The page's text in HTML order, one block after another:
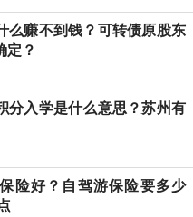
么赚不到钱？可转债原股东
定？
分入学是什么意思？苏州有
险好？自驾游保险要多少